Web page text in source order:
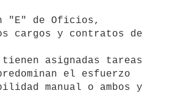
"E" de Oficios,
cargos y contratos de
asignadas tareas
el esfuerzo
manual o ambos y